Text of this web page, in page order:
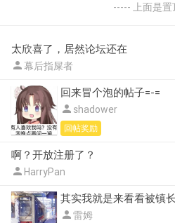
----- 上面是置
太欣喜了，居然论坛还在
幕后指屎者
回来冒个泡的帖子=-=
 shadower
回帖奖励
啊？开放注册了？
 HarryPan
其实我就是来看看被镇
雷姆